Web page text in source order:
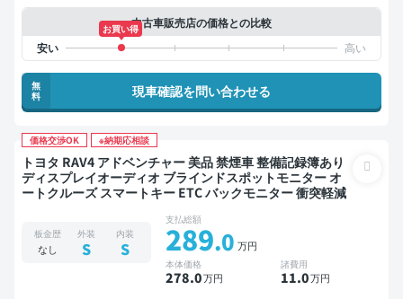
中古車販売店の価格との比較
お買い得
無
料
現車確認を問い合わせる
価格交渉OK ※納期応相談
トヨタ RAV4 アドベンチャー 美品 禁煙車 整備記録簿あり
ディスプレイオーディオ ブラインドスポットモニター オ
ートクルーズ スマートキー ETC バックモニター 衝突軽減
板金歴
なし
外装
S
内装
S
支払総額
289.0 万円
本体価格
278.0万円
諸費用
11.0万円